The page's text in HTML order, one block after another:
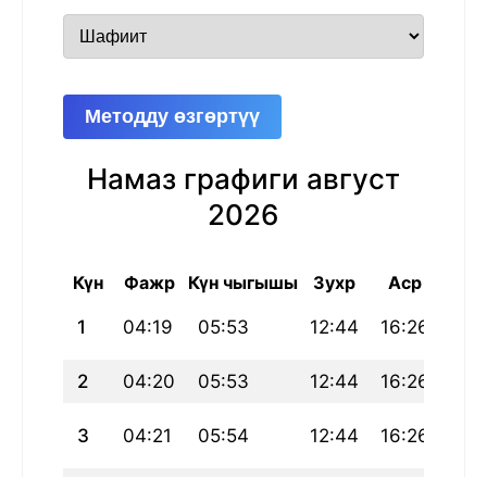
Методду өзгөртүү
Намаз графиги август
2026
Күн Фажр Күн чыгышы Зухр Аср
1 04:19 05:53 12:44 16:26
2 04:20 05:53 12:44 16:26
3 04:21 05:54 12:44 16:26